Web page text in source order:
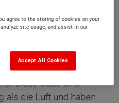
deren
wie Argon, Xenon
Diese Gase sind
als die Luft und haben
agree to the storing of cookies on your
site usage, and assist in our
Accept All Cookies